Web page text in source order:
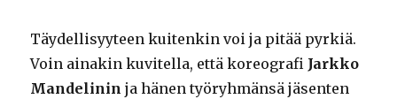
Täydellisyyteen kuitenkin voi ja pitää pyrkiä.
Voin ainakin kuvitella, että koreografi Jarkko
Mandelinin ja hänen työryhmänsä jäsenten